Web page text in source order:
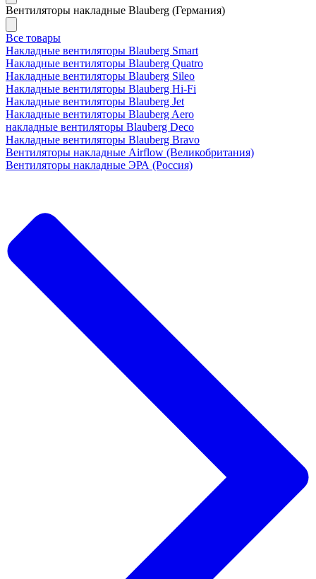
Вентиляторы накладные Blauberg (Германия)
Все товары
Накладные вентиляторы Blauberg Smart
Накладные вентиляторы Blauberg Quatro
Накладные вентиляторы Blauberg Sileo
Накладные вентиляторы Blauberg Hi-Fi
Накладные вентиляторы Blauberg Jet
Накладные вентиляторы Blauberg Aero
накладные вентиляторы Blauberg Deco
Накладные вентиляторы Blauberg Bravo
Вентиляторы накладные Airflow (Великобритания)
Вентиляторы накладные ЭРА (Россия)